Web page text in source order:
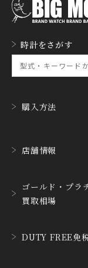
GERALD
ジェラルド・
GLASHUTTE
L
グラスヒュッ
ナル
HEINRICH-
ハインリッヒ
HORAE
時計をさがす
購入方法
店舗情報
ゴールド・プラ
買取相場
DUTY FREE免